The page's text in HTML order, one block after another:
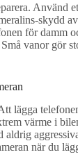
Använd
skydd
för damm
vanor gör
lägga
värme i
när du